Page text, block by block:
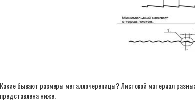
Какие бывают размеры металлочерепицы? Листовой материал
представлена ниже.